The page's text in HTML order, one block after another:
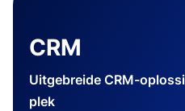
CRM
Uitgebreide CRM-
plek